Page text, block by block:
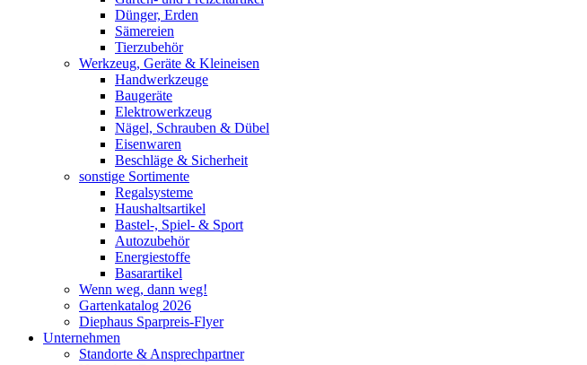
Dünger, Erden
Sämereien
Tierzubehör
Werkzeug, Geräte & Kleineisen
Handwerkzeuge
Baugeräte
Elektrowerkzeug
Nägel, Schrauben & Dübel
Eisenwaren
Beschläge & Sicherheit
sonstige Sortimente
Regalsysteme
Haushaltsartikel
Bastel-, Spiel- & Sport
Autozubehör
Energiestoffe
Basarartikel
Wenn weg, dann weg!
Gartenkatalog 2026
Diephaus Sparpreis-Flyer
Unternehmen
Standorte & Ansprechpartner